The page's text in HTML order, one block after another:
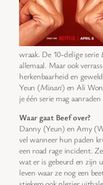
wraak. De 10-delige serie
allemaal. Maar ook
herkenbaarheid en
Yeun (Minari) en Ali
je één serie mag
Waar gaat Beef over?
Danny (Yeun) en Amy
vel wanneer hun paden
een road rage incident.
wat er is gebeurd en zijn
leven waar ze nog een